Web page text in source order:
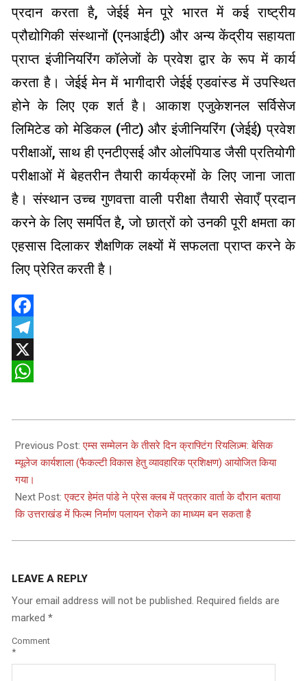
प्रदान करता है, जेईई मेन पूरे भारत में कई राष्ट्रीय
प्रौद्योगिकी संस्थानों (एनआईटी) और अन्य केंद्रीय सहायता
प्राप्त इंजीनियरिंग कॉलेजों के प्रवेश द्वार के रूप में कार्य
करता है। जेईई मेन में भागीदारी जेईई एडवांस्ड में उपस्थित
होने के लिए एक शर्त है। आकाश एजुकेशनल सर्विसेज
लिमिटेड को मेडिकल (नीट) और इंजीनियरिंग (जेईई) प्रवेश
परीक्षाओं, साथ ही एनटीएसई और ओलंपियाड जैसी प्रतियोगी
परीक्षाओं में बेहतरीन तैयारी कार्यक्रमों के लिए जाना जाता
है। संस्थान उच्च गुणवत्ता वाली परीक्षा तैयारी सेवाएँ प्रदान
करने के लिए समर्पित है, जो छात्रों को उनकी पूरी क्षमता का
एहसास दिलाकर शैक्षणिक लक्ष्यों में सफलता प्राप्त करने के
लिए प्रेरित करती है।
Facebook
Telegram
X
04-
20
Previous Post:एम्स सम्मेलन के तीसरे दिन क्राफ्टिंग रियलिज़्म: बेसिक
म्यूलेज कार्यशाला (फैकल्टी विकास हेतु व्यावहारिक प्रशिक्षण) आयोजित किया
गया।
Next Post:एक्टर हेमंत पांडे ने प्रेस क्लब में पत्रकार वार्ता के दौरान बताया
कि उत्तराखंड में फिल्म निर्माण पलायन रोकने का माध्यम बन सकता है
LEAVE A REPLY
Your email address will not be published. Required fields are
marked *
Comment
*